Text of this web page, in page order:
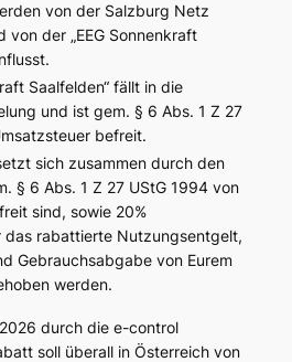
von der Salzburg Netz
von der „EEG Sonnenkraft
Saalfelden“ fällt in die
und ist gem. § 6 Abs. 1 Z 27
befreit.
sich zusammen durch den
§ 6 Abs. 1 Z 27 UStG 1994 von
sind, sowie 20%
das rabattierte Nutzungsentgelt,
Gebrauchsabgabe von Eurem
werden.
durch die e-control
soll überall in Österreich von